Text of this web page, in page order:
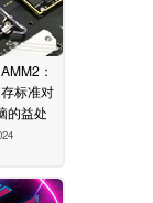
：
标准对
的益处